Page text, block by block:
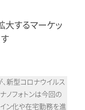
するマーケッ
新型コロナウイルス
ノフォトンは今回の
ン化や在宅勤務を進